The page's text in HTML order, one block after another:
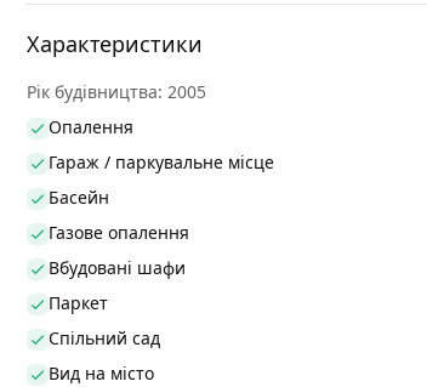
Характеристики
Рік будівництва: 2005
Опалення
Гараж / паркувальне місце
Басейн
Газове опалення
Вбудовані шафи
Паркет
Спільний сад
Вид на місто